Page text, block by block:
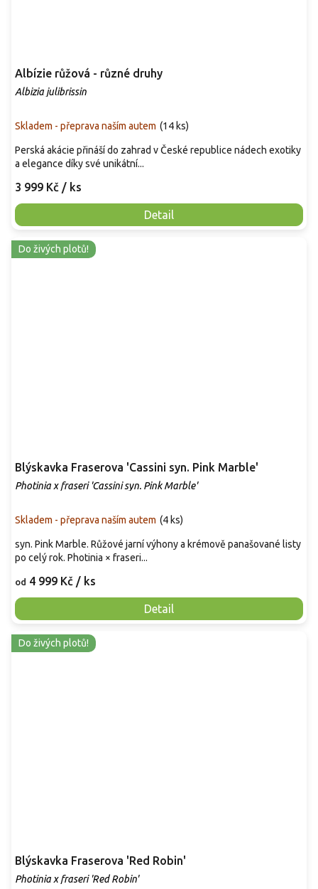
Albízie růžová - různé druhy
Albizia julibrissin
Skladem - přeprava naším autem (14 ks)
3 999 Kč / ks
Detail
Perská akácie přináší do zahrad v České republice nádech exotiky
a elegance díky své unikátní...
Do živých plotů!
Blýskavka Fraserova 'Cassini syn. Pink Marble'
Photinia x fraseri 'Cassini syn. Pink Marble'
Skladem - přeprava naším autem (4 ks)
od 4 999 Kč / ks
Detail
syn. Pink Marble. Růžové jarní výhony a krémově panašované listy
po celý rok. Photinia × fraseri...
Do živých plotů!
Blýskavka Fraserova 'Red Robin'
Photinia x fraseri 'Red Robin'